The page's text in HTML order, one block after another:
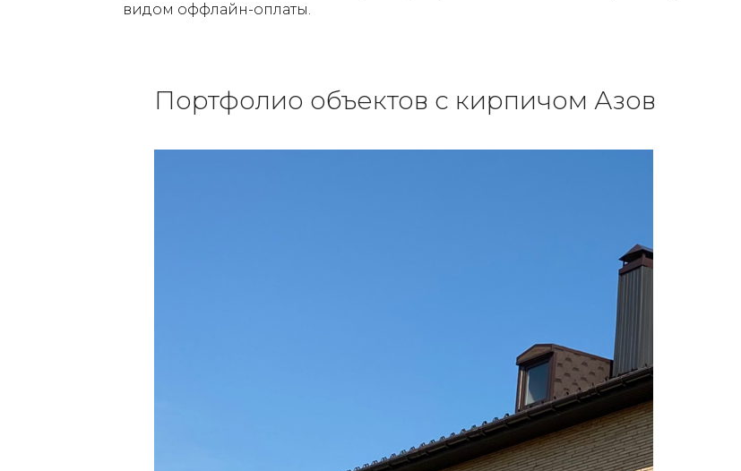
видом оффлайн-оплаты.
Портфолио объектов с кирпичом Азов